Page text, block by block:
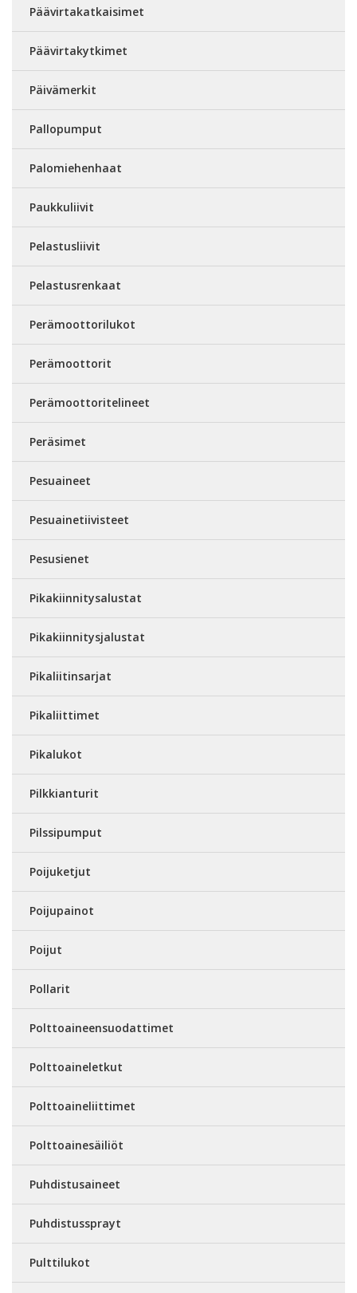
Päävirtakatkaisimet
Päävirtakytkimet
Päivämerkit
Pallopumput
Palomiehenhaat
Paukkuliivit
Pelastusliivit
Pelastusrenkaat
Perämoottorilukot
Perämoottorit
Perämoottoritelineet
Peräsimet
Pesuaineet
Pesuainetiivisteet
Pesusienet
Pikakiinnitysalustat
Pikakiinnitysjalustat
Pikaliitinsarjat
Pikaliittimet
Pikalukot
Pilkkianturit
Pilssipumput
Poijuketjut
Poijupainot
Poijut
Pollarit
Polttoaineensuodattimet
Polttoaineletkut
Polttoaineliittimet
Polttoainesäiliöt
Puhdistusaineet
Puhdistussprayt
Pulttilukot